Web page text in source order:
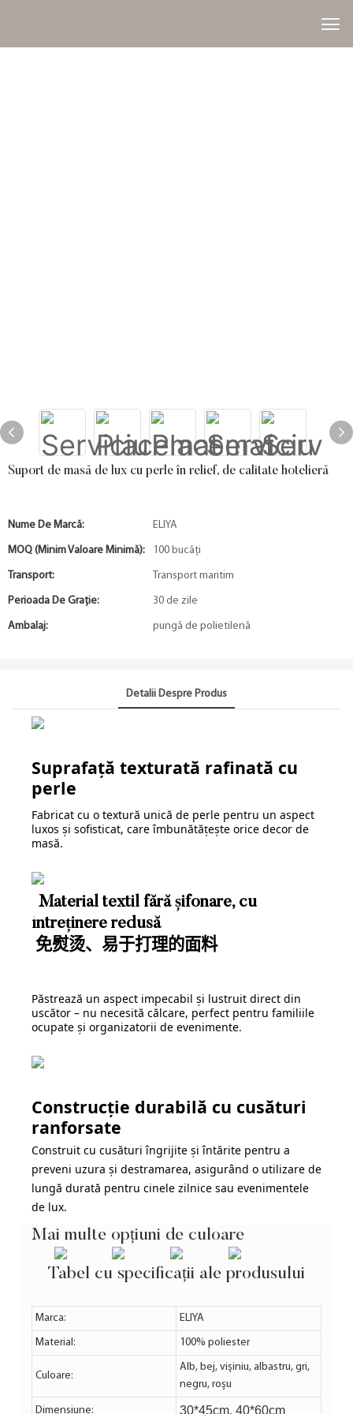
Suport de masă de lux cu perle în relief, de calitate hotelieră
Nume De Marcă: ELIYA
MOQ (minim Valoare Minimă): 100 bucăți
Transport: Transport maritim
Perioada De Graţie: 30 de zile
Ambalaj: pungă de polietilenă
Detalii Despre Produs
Suprafață texturată rafinată cu
perle
Fabricat cu o textură unică de perle pentru un aspect
luxos și sofisticat, care îmbunătățește orice decor de
masă.
Material textil fără șifonare, cu
întreținere redusă
免熨烫、易于打理的面料
Păstrează un aspect impecabil și lustruit direct din
uscător – nu necesită călcare, perfect pentru familiile
ocupate și organizatorii de evenimente.
Construcție durabilă cu cusături
ranforsate
Construit cu cusături îngrijite și întărite pentru a
preveni uzura și destramarea, asigurând o utilizare de
lungă durată pentru cinele zilnice sau evenimentele
de lux.
Mai multe opțiuni de culoare
Tabel cu specificații ale produsului
Marca: ELIYA
Material: 100% poliester
Culoare:
Alb, bej, vișiniu, albastru, gri,
negru, roșu
Dimensiune: 30*45cm, 40*60cm